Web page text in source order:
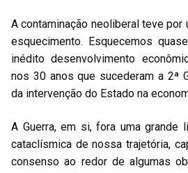
A contaminação neoliberal teve
esquecimento. Esquecemos
inédito desenvolvimento
nos 30 anos que sucederam a 2ª
da intervenção do Estado na
A Guerra, em si, fora uma grande
cataclísmica de nossa trajetória,
consenso ao redor de algumas